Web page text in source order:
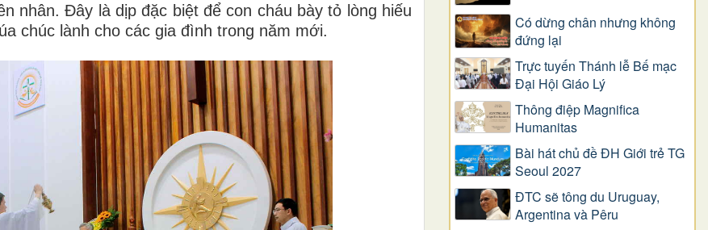
nhân. Đây là dịp đặc biệt để con cháu bày tỏ lòng hiếu
chúc lành cho các gia đình trong năm mới.
Có dừng chân nhưng không
đứng lại
Trực tuyến Thánh lễ Bế mạc
Đại Hội Giáo Lý
Thông điệp Magnifica
Humanitas
Bài hát chủ đề ĐH Giới trẻ TG
Seoul 2027
ĐTC sẽ tông du Uruguay,
Argentina và Pêru